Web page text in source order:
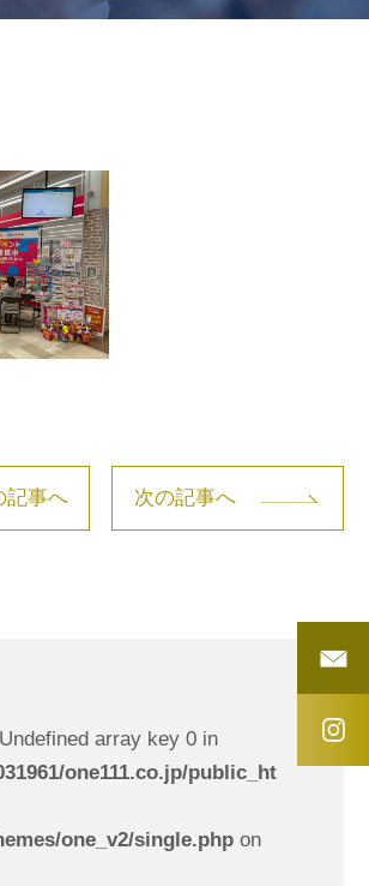
記事へ 次の記事へ
array key 0 in
one111.co.jp/public_ht
one_v2/single.phpon